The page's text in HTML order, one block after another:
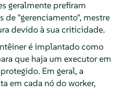
geralmente prefiram
de "gerenciamento", mestre
devido à sua criticidade.
é implantado como
que haja um executor em
Em geral, a
em cada nó do worker,